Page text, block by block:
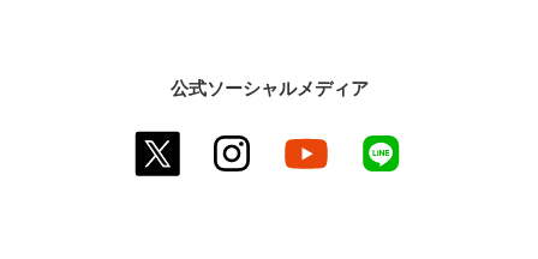
公式ソーシャルメディア
twitter instagram youtube